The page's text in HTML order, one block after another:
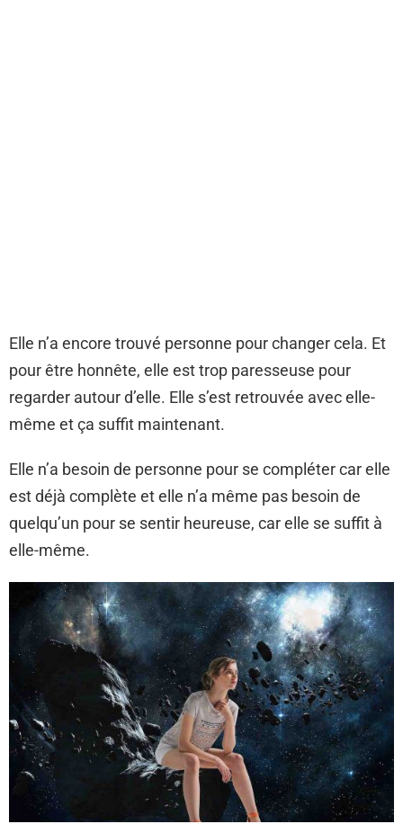
Elle n’a encore trouvé personne pour changer cela. Et
pour être honnête, elle est trop paresseuse pour
regarder autour d’elle. Elle s’est retrouvée avec elle-
même et ça suffit maintenant.
Elle n’a besoin de personne pour se compléter car elle
est déjà complète et elle n’a même pas besoin de
quelqu’un pour se sentir heureuse, car elle se suffit à
elle-même.